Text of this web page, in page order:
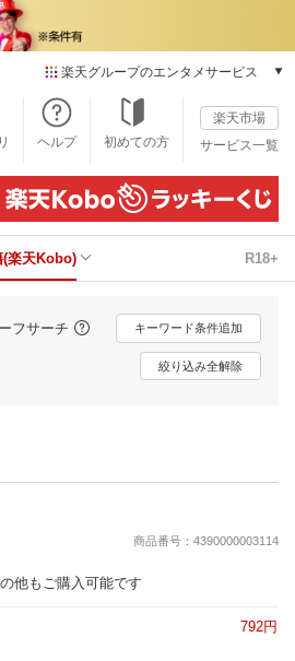
楽天グループのエンタメサービス
本/ゲーム/CD/DVD
楽天ブックス
電子書籍
楽天Kobo
雑誌読み放題
楽天ミュージック
動画配信
楽天TV
動画配信ガイド
推し楽
ヘルプ 初めての方
楽天市場
サービス一覧
(楽天Kobo) R18+
フサーチ キーワード条件追加
絞り込み全解除
商品番号：4390000003114
の他もご購入可能です
792円